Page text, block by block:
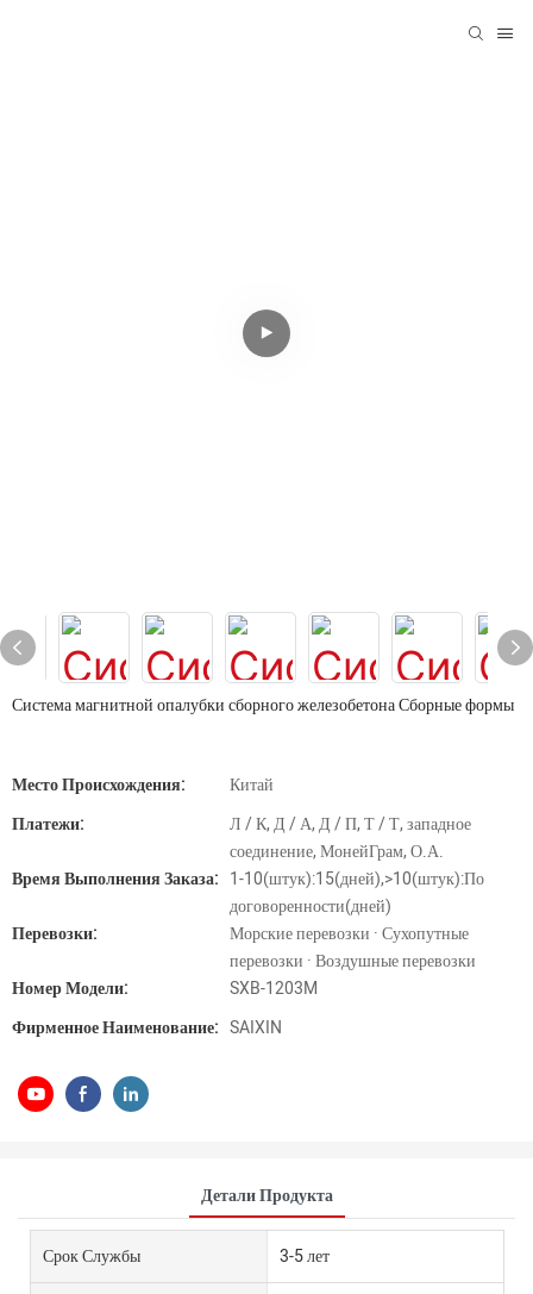
Система магнитной опалубки сборного железобетона Сборные формы
Место Происхождения:
Китай
Платежи:
Л / К, Д / А, Д / П, Т / Т, западное
соединение, МонейГрам, О.А.
Время Выполнения Заказа: 1-10(штук):15(дней),>10(штук):По
договоренности(дней)
Перевозки:
Морские перевозки · Сухопутные
перевозки · Воздушные перевозки
Номер Модели:
SXB-1203M
Фирменное Наименование: SAIXIN
Детали Продукта
Срок Службы 3-5 лет